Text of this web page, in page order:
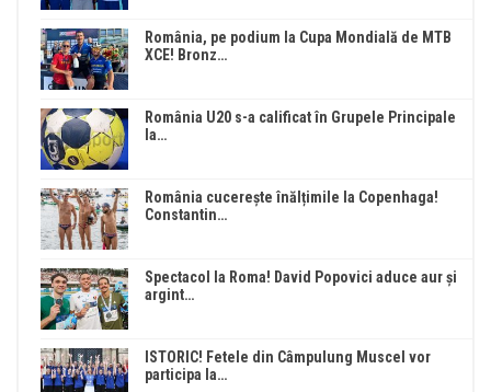
România, pe podium la Cupa Mondială de MTB
XCE! Bronz…
România U20 s-a calificat în Grupele Principale
la…
România cucerește înălțimile la Copenhaga!
Constantin…
Spectacol la Roma! David Popovici aduce aur și
argint…
ISTORIC! Fetele din Câmpulung Muscel vor
participa la…